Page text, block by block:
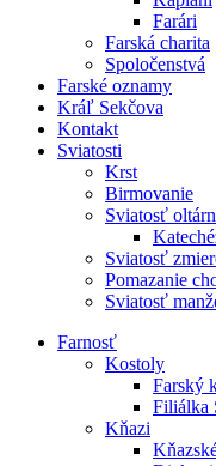
Farári
Farská charita
Spoločenstvá
Farské oznamy
Kráľ Sekčova
Kontakt
Sviatosti
Krst
Birmovanie
Sviatosť
Sviatosť
Pomazanie
Sviatosť
Farnosť
Kostoly
Farský
Filiálka
Kňazi